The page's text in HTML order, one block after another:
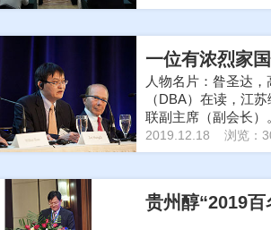
一位有浓烈家
人物名片：昝圣达
（DBA）在读，江
联副主席（副会长
劳动模范"等称号。
2019.12.18 浏览：
贵州醇“2019